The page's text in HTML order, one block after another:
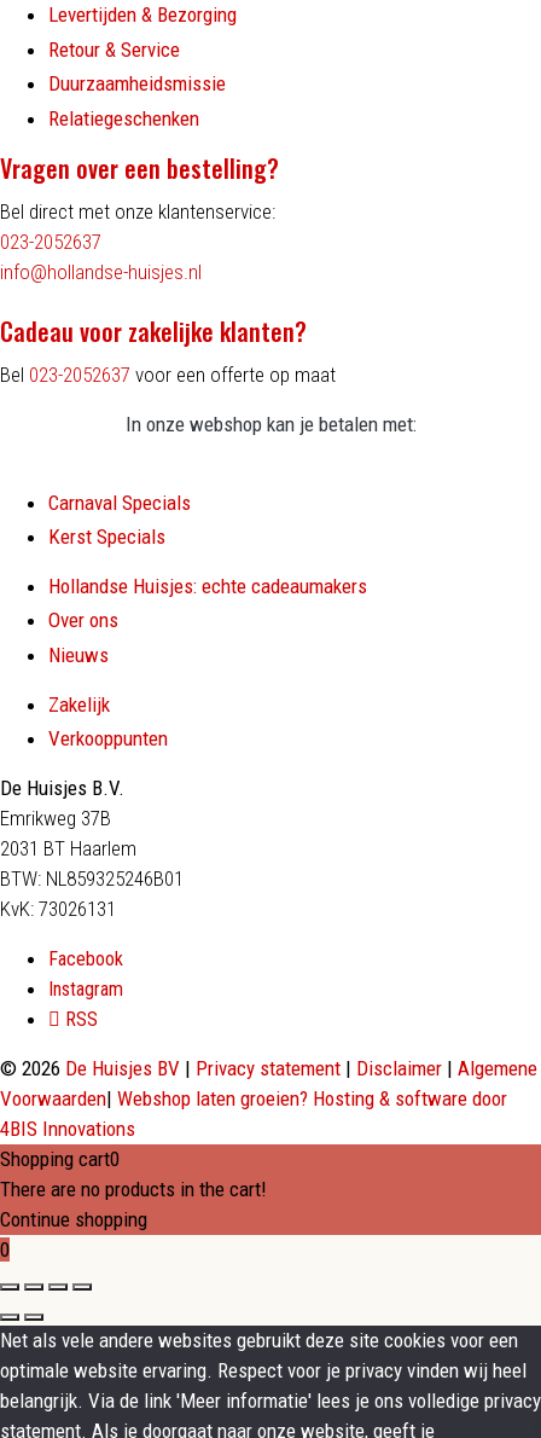
Levertijden & Bezorging
Retour & Service
Duurzaamheidsmissie
Relatiegeschenken
Vragen over een bestelling?
Bel direct met onze klantenservice:
023-2052637
info@hollandse-huisjes.nl
Cadeau voor zakelijke klanten?
Bel 023-2052637 voor een offerte op maat
In onze webshop kan je betalen met:
Carnaval Specials
Kerst Specials
Hollandse Huisjes: echte cadeaumakers
Over ons
Nieuws
Zakelijk
Verkooppunten
De Huisjes B.V.
Emrikweg 37B
2031 BT Haarlem
BTW: NL859325246B01
KvK: 73026131
Facebook
Instagram
RSS
© 2026 De Huisjes BV | Privacy statement | Disclaimer | Algemene
Voorwaarden| Webshop laten groeien? Hosting & software door
4BIS Innovations
Shopping cart0
There are no products in the cart!
Continue shopping
0
Net als vele andere websites gebruikt deze site cookies voor een
optimale website ervaring. Respect voor je privacy vinden wij heel
belangrijk. Via de link 'Meer informatie' lees je ons volledige privacy
statement. Als je doorgaat naar onze website, geeft je